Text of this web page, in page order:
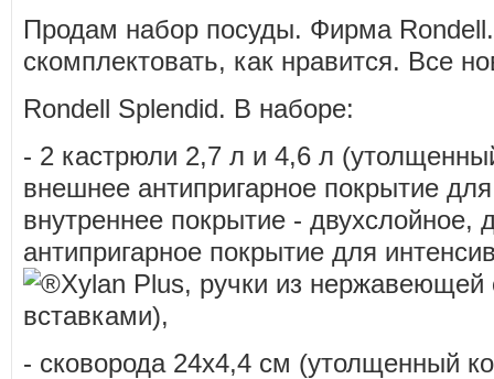
Продам набор посуды. Фирма
скомплектовать, как нравится. Все
Rondell Splendid. В наборе:
- 2 кастрюли 2,7 л и 4,6 л
внешнее антипригарное покрытие для
внутреннее покрытие - двухслойное,
антипригарное покрытие для
Xylan Plus, ручки из нержавеющей
вставками),
- сковорода 24х4,4 см (утолщенный